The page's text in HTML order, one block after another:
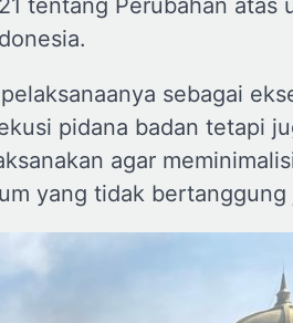
tentang Perubahan atas
sebagai
pidana badan tetapi
agar
yang tidak bertanggung